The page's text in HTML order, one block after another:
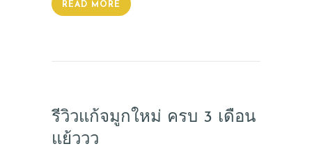
READ MORE
รีวิวแก้จมูกใหม่ ครบ 3 เดือน
แย้ววว